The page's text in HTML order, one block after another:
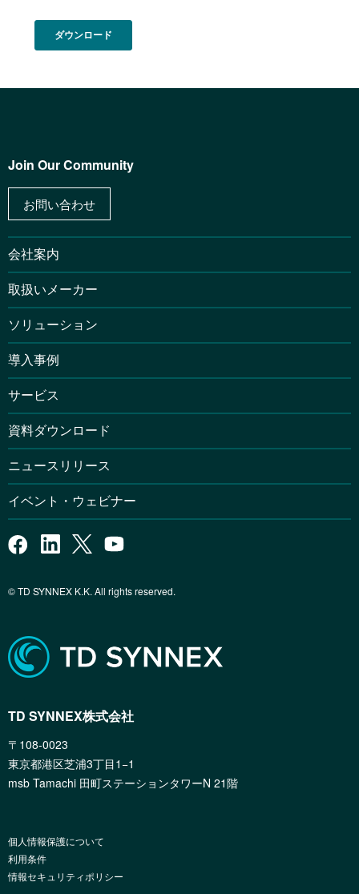
Join Our Community
お問い合わせ
会社案内
取扱いメーカー
ソリューション
導入事例
サービス
資料ダウンロード
ニュースリリース
イベント・ウェビナー
© TD SYNNEX K.K. All rights reserved.
TD SYNNEX株式会社
〒108-0023
東京都港区芝浦3丁目1−1
msb Tamachi 田町ステーションタワーN 21階
個人情報保護について
利用条件
情報セキュリティポリシー